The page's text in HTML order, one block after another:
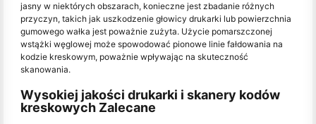
jasny w niektórych obszarach, konieczne jest zbadanie różnych
przyczyn, takich jak uszkodzenie głowicy drukarki lub powierzchnia
gumowego wałka jest poważnie zużyta. Użycie pomarszczonej
wstążki węglowej może spowodować pionowe linie fałdowania na
kodzie kreskowym, poważnie wpływając na skuteczność
skanowania.
Wysokiej jakości drukarki i skanery kodów
kreskowych Zalecane